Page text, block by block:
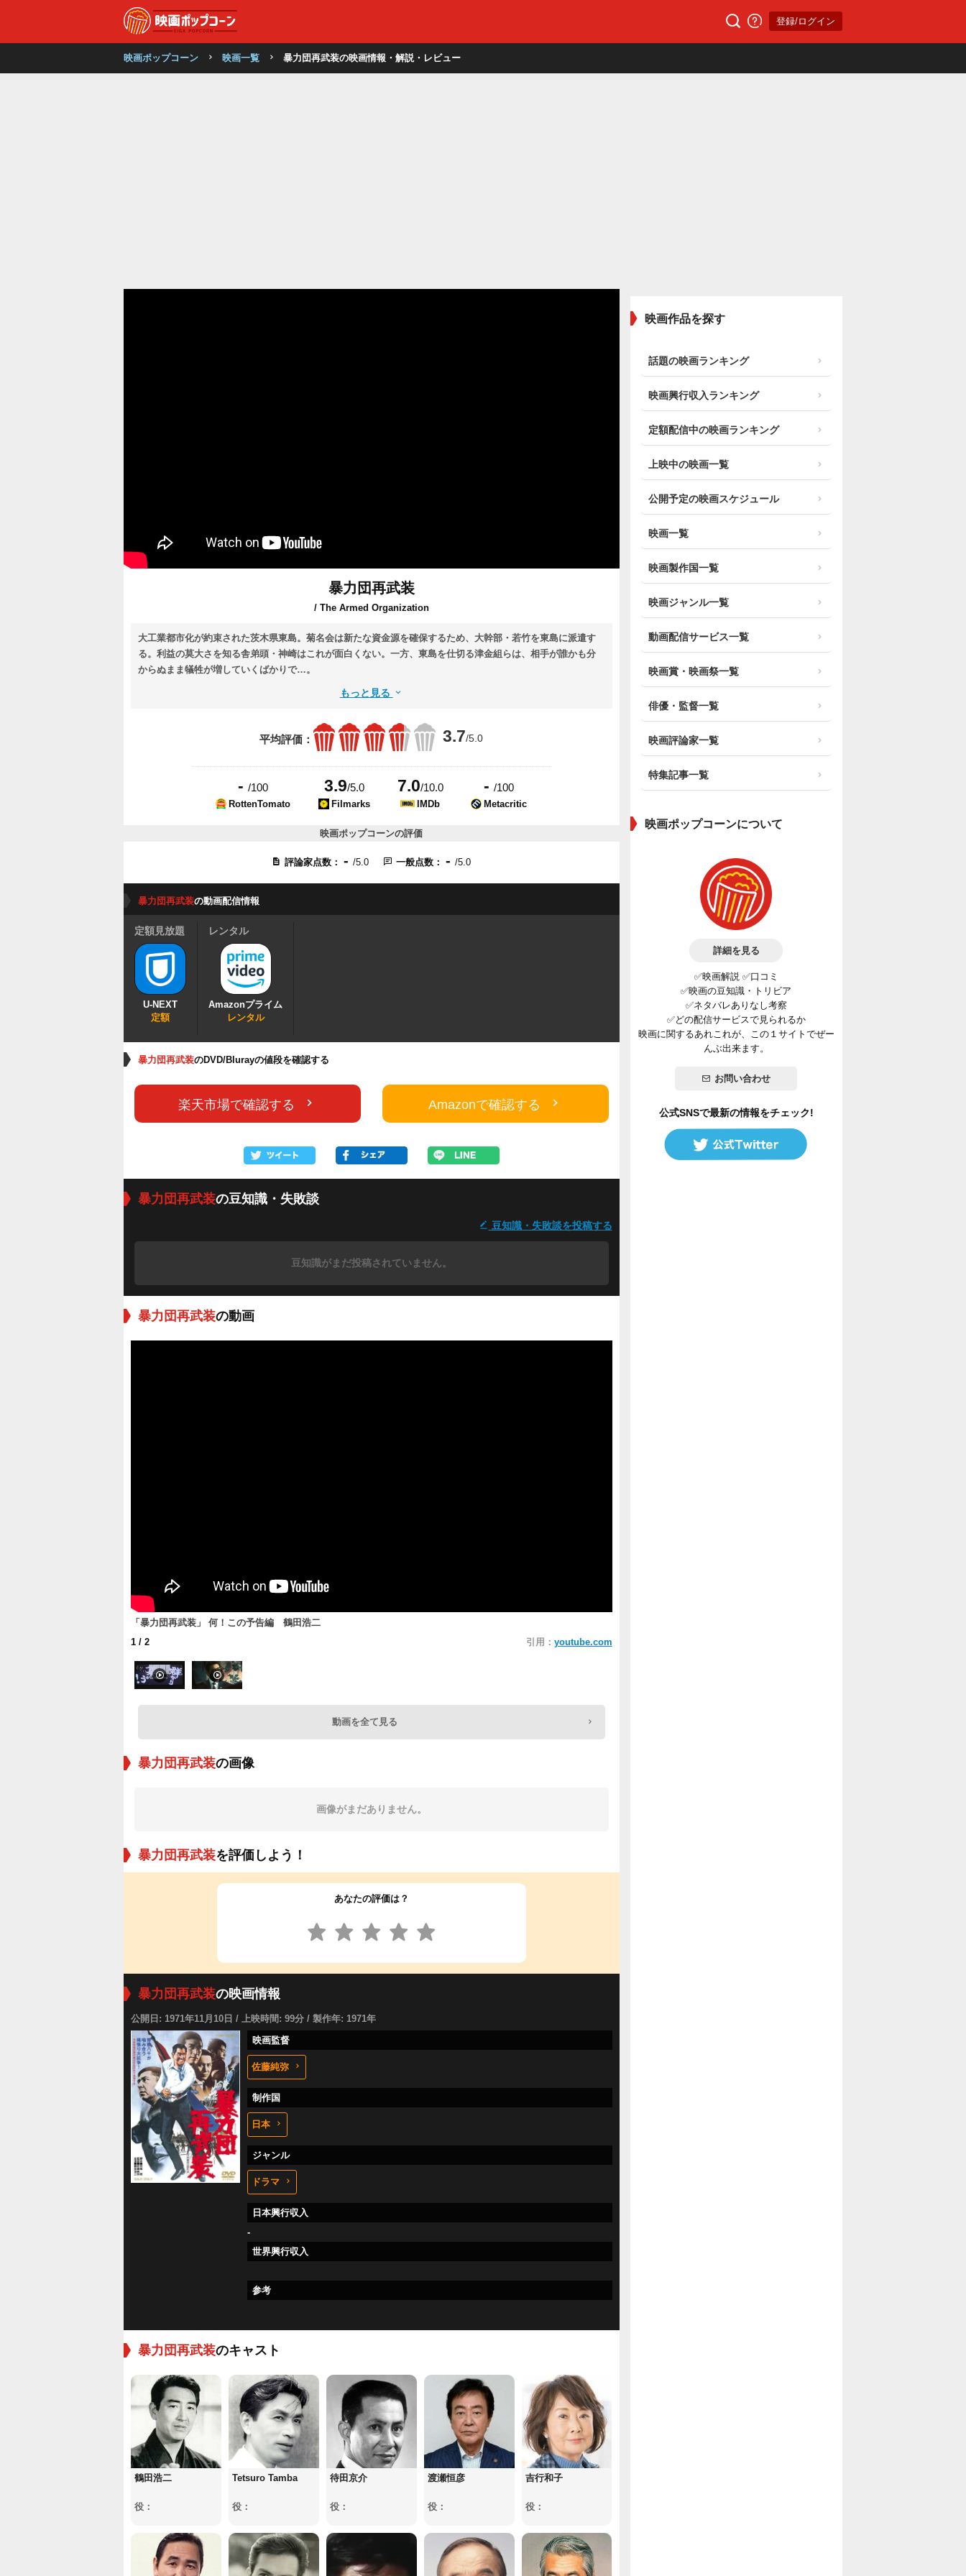
登録/ログイン
映画ポップコーン 映画一覧 暴力団再武装の映画情報・解説・レビュー
暴力団再武装
/ The Armed Organization
大工業都市化が約束された茨木県東島。菊名会は新たな資金源を確保するため、大幹部・若竹を東島に派遣す
る。利益の莫大さを知る舎弟頭・神崎はこれが面白くない。一方、東島を仕切る津金組らは、相手が誰かも分
からぬまま犠牲が増していくばかりで…。
もっと見る
平均評価： 3.7/5.0
-/100
RottenTomato
3.9/5.0
Filmarks
7.0/10.0
IMDb
-/100
Metacritic
映画ポップコーンの評価
評論家点数： -/5.0 一般点数： -/5.0
暴力団再武装の動画配信情報
定額見放題
U-NEXT
定額
レンタル
Amazonプライム
レンタル
暴力団再武装のDVD/Blurayの値段を確認する
楽天市場で確認する Amazonで確認する
暴力団再武装の豆知識・失敗談
豆知識・失敗談を投稿する
豆知識がまだ投稿されていません。
暴力団再武装の動画
「暴力団再武装」 何！この予告編 鶴田浩二
1 / 2 引用： youtube.com
動画を全て見る
暴力団再武装の画像
画像がまだありません。
暴力団再武装を評価しよう！
あなたの評価は？
暴力団再武装の映画情報
公開日: 1971年11月10日 / 上映時間: 99分 / 製作年: 1971年
映画監督
佐藤純弥
制作国
日本
ジャンル
ドラマ
日本興行収入
-
世界興行収入
参考
暴力団再武装のキャスト
鶴田浩二
役：
Tetsuro Tamba
役：
待田京介
役：
渡瀬恒彦
役：
吉行和子
役：
映画作品を探す
話題の映画ランキング
映画興行収入ランキング
定額配信中の映画ランキング
上映中の映画一覧
公開予定の映画スケジュール
映画一覧
映画製作国一覧
映画ジャンル一覧
動画配信サービス一覧
映画賞・映画祭一覧
俳優・監督一覧
映画評論家一覧
特集記事一覧
映画ポップコーンについて
詳細を見る
✅映画解説 ✅口コミ
✅映画の豆知識・トリビア
✅ネタバレありなし考察
✅どの配信サービスで見られるか
映画に関するあれこれが、この１サイトでぜー
んぶ出来ます。
お問い合わせ
公式SNSで最新の情報をチェック!